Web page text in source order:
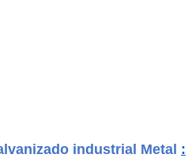
industrial Metal :